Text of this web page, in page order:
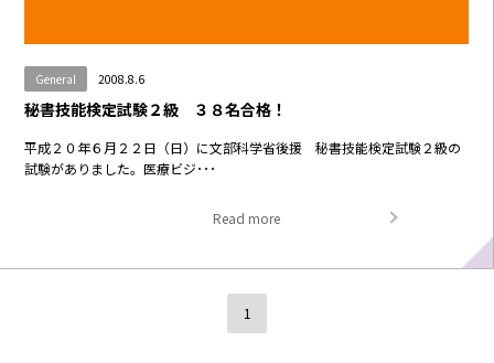
General 2008.8.6
秘書技能検定試験２級 ３８名合格！
平成２０年６月２２日（日）に文部科学省後援 秘書技能検定試験２級の
試験がありました。医療ビジ･･･
Read more
1